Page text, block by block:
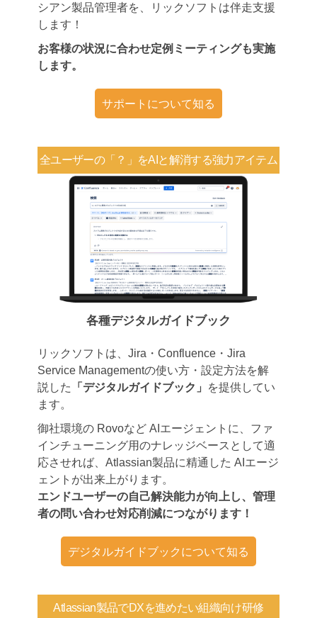
シアン製品管理者を、リックソフトは伴走支援
します！
お客様の状況に合わせ定例ミーティングも実施
します。
サポートについて知る
全ユーザーの「？」をAIと解消する強力アイテム
各種デジタルガイドブック
リックソフトは、Jira・Confluence・Jira
Service Managementの使い方・設定方法を解
説した
「デジタルガイドブック」 を提供してい
ます。
御社環境の Rovoなど AIエージェントに、ファ
インチューニング用のナレッジベースとして適
応させれば、Atlassian製品に精通した AIエージ
ェントが出来上がります。
エンドユーザーの自己解決能力が向上し、管理
者の問い合わせ対応削減につながります！
デジタルガイドブックについて知る
Atlassian製品でDXを進めたい組織向け研修